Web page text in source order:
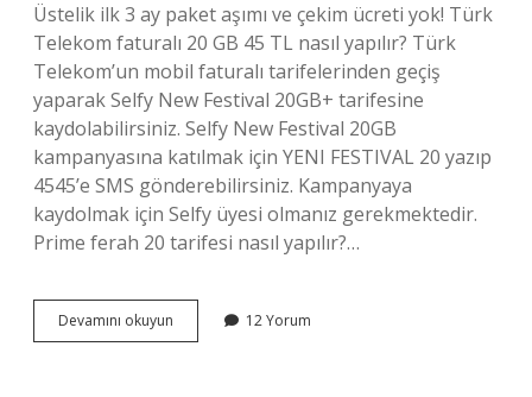
Üstelik ilk 3 ay paket aşımı ve çekim ücreti yok! Türk
Telekom faturalı 20 GB 45 TL nasıl yapılır? Türk
Telekom’un mobil faturalı tarifelerinden geçiş
yaparak Selfy New Festival 20GB+ tarifesine
kaydolabilirsiniz. Selfy New Festival 20GB
kampanyasına katılmak için YENI FESTIVAL 20 yazıp
4545’e SMS gönderebilirsiniz. Kampanyaya
kaydolmak için Selfy üyesi olmanız gerekmektedir.
Prime ferah 20 tarifesi nasıl yapılır?…
Devamını okuyun
Telekom
12 Yorum